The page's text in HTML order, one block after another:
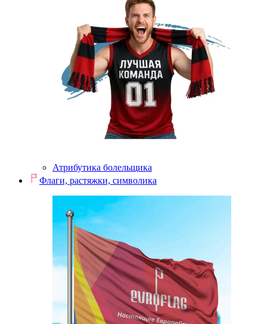
Атрибутика болельщика
Флаги, растяжки, символика